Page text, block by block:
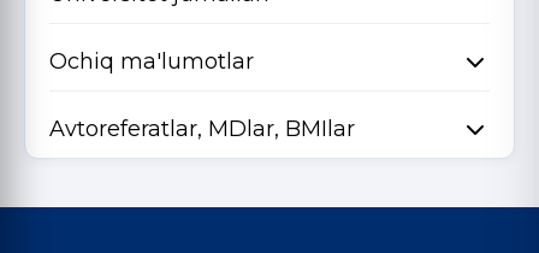
Ochiq ma'lumotlar
Avtoreferatlar, MDlar, BMIlar